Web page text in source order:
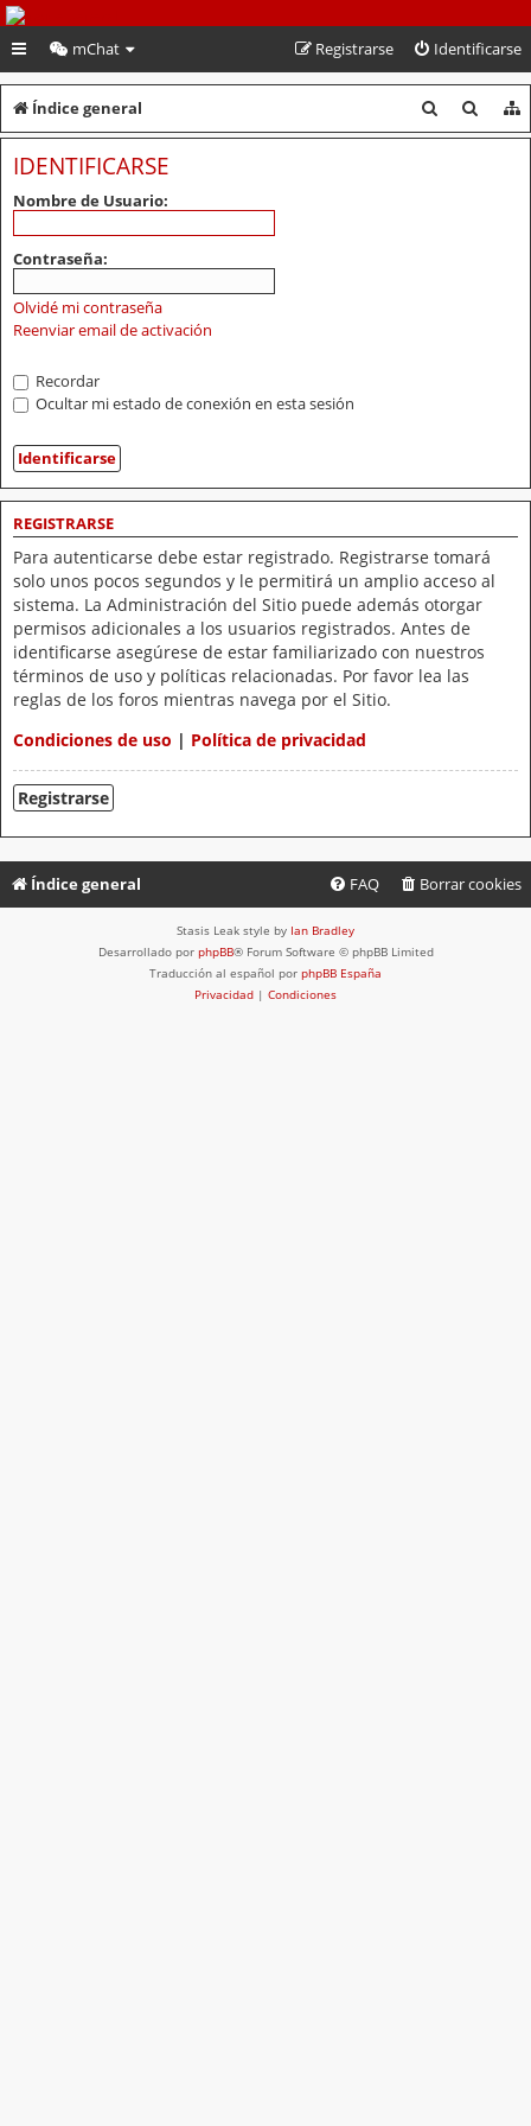
PeruVoley.com
mChat Identificarse
Registrarse
Índice general
u
u
IDENTIFICARSE
Nombre de Usuario:
Contraseña:
Olvidé mi contraseña
Reenviar email de activación
Recordar
Ocultar mi estado de conexión en esta sesión
REGISTRARSE
Para autenticarse debe estar registrado. Registrarse tomará
solo unos pocos segundos y le permitirá un amplio acceso al
sistema. La Administración del Sitio puede además otorgar
permisos adicionales a los usuarios registrados. Antes de
identificarse asegúrese de estar familiarizado con nuestros
términos de uso y políticas relacionadas. Por favor lea las
reglas de los foros mientras navega por el Sitio.
Condiciones de uso | Política de privacidad
Registrarse
Índice general Borrar cookies
FAQ
Stasis Leak style by Ian Bradley
Desarrollado por phpBB® Forum Software © phpBB Limited
Traducción al español por phpBB España
Privacidad | Condiciones